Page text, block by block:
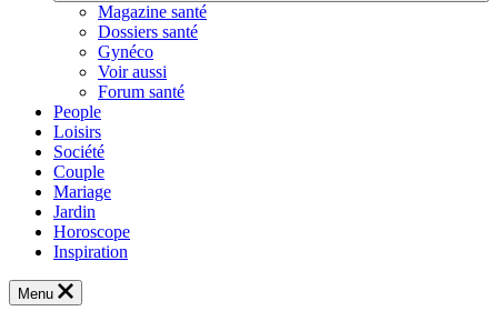
Magazine santé
Dossiers santé
Gynéco
Voir aussi
Forum santé
People
Loisirs
Société
Couple
Mariage
Jardin
Horoscope
Inspiration
Menu